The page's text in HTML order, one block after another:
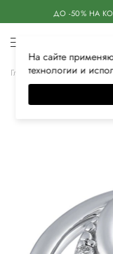
ДО -50% НА
Главная Женская
На сайте
технологии и